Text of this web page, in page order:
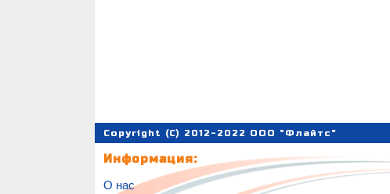
Copyright (C) 2012-2022 ООО "Флайтс"
Информация:
О нас